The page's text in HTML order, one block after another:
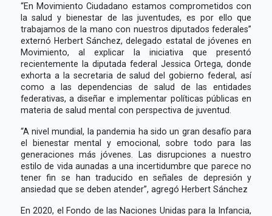
“En Movimiento Ciudadano estamos comprometidos con
la salud y bienestar de las juventudes, es por ello que
trabajamos de la mano con nuestros diputados federales”
externó Herbert Sánchez, delegado estatal de jóvenes en
Movimiento, al explicar la iniciativa que presentó
recientemente la diputada federal Jessica Ortega, donde
exhorta a la secretaria de salud del gobierno federal, así
como a las dependencias de salud de las entidades
federativas, a diseñar e implementar políticas públicas en
materia de salud mental con perspectiva de juventud.
“A nivel mundial, la pandemia ha sido un gran desafío para
el bienestar mental y emocional, sobre todo para las
generaciones más jóvenes. Las disrupciones a nuestro
estilo de vida aunadas a una incertidumbre que parece no
tener fin se han traducido en señales de depresión y
ansiedad que se deben atender”, agregó Herbert Sánchez
En 2020, el Fondo de las Naciones Unidas para la Infancia,